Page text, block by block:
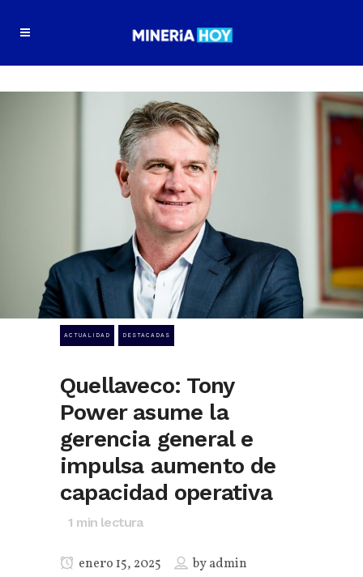
ACTUALIDAD DESTACADAS
Quellaveco: Tony
Power asume la
gerencia general e
impulsa aumento de
capacidad operativa
1 min lectura
enero 15, 2025 byadmin